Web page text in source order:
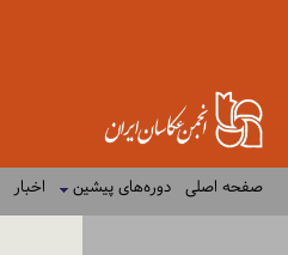
صفحه اصلی دوره‌های پیشین اخبار